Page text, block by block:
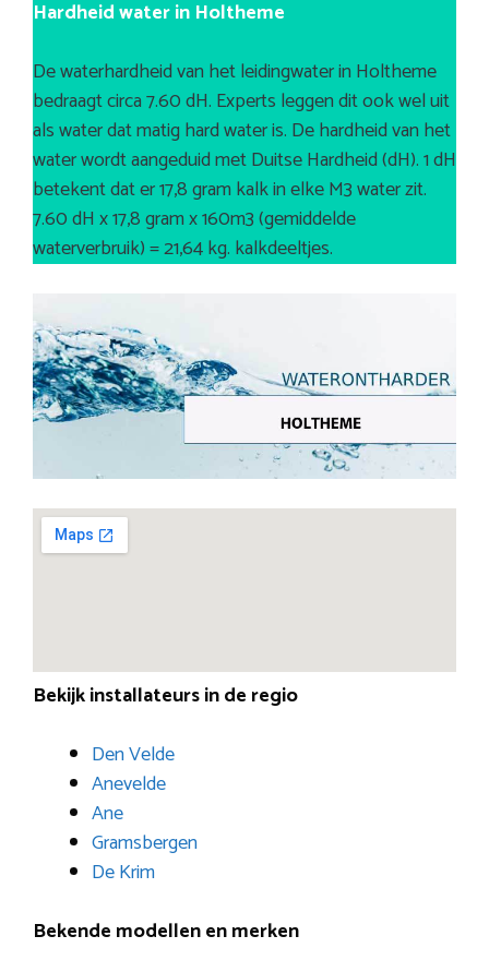
Hardheid water in Holtheme
De waterhardheid van het leidingwater in Holtheme
bedraagt circa 7.60 dH. Experts leggen dit ook wel uit
als water dat matig hard water is. De hardheid van het
water wordt aangeduid met Duitse Hardheid (dH). 1 dH
betekent dat er 17,8 gram kalk in elke M3 water zit.
7.60 dH x 17,8 gram x 160m3 (gemiddelde
waterverbruik) = 21,64 kg. kalkdeeltjes.
Bekijk installateurs in de regio
Den Velde
Anevelde
Ane
Gramsbergen
De Krim
Bekende modellen en merken